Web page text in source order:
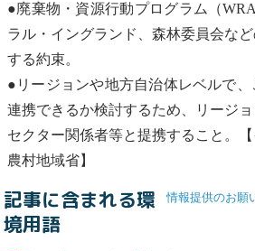
●廃棄物 ・資源行動プログラム（
ラル・イングランド、森林委員会な
する約束。
●リージョンや地方自治体レベルで
連携できるか検討するため、リージ
セクター関係者等と提携すること。
農村地域省】
情報提供のお願
記事に含まれる環
境用語